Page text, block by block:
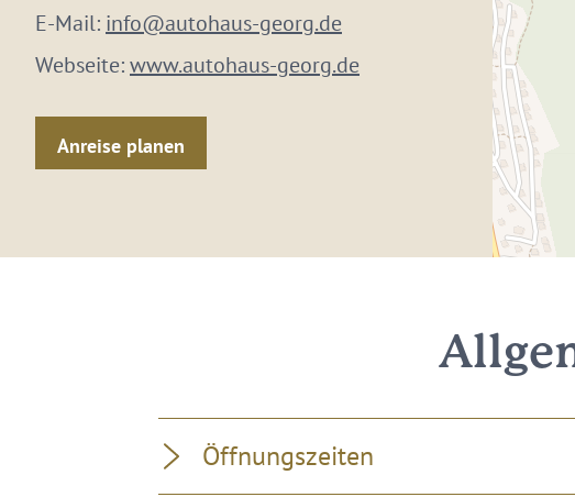
E-Mail: info@autohaus-georg.de
Webseite:www.autohaus-georg.de
Anreise planen
Öffnungszeiten